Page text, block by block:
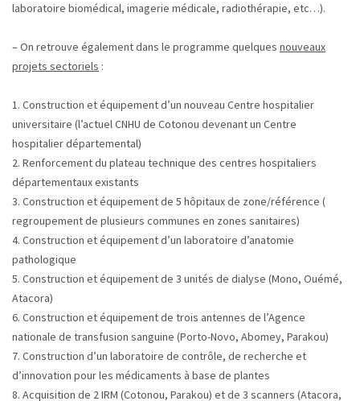
laboratoire biomédical, imagerie médicale, radiothérapie, etc…).
– On retrouve également dans le programme quelques nouveaux
projets sectoriels :
1. Construction et équipement d’un nouveau Centre hospitalier
universitaire (l’actuel CNHU de Cotonou devenant un Centre
hospitalier départemental)
2. Renforcement du plateau technique des centres hospitaliers
départementaux existants
3. Construction et équipement de 5 hôpitaux de zone/référence (
regroupement de plusieurs communes en zones sanitaires)
4. Construction et équipement d’un laboratoire d’anatomie
pathologique
5. Construction et équipement de 3 unités de dialyse (Mono, Ouémé,
Atacora)
6. Construction et équipement de trois antennes de l’Agence
nationale de transfusion sanguine (Porto-Novo, Abomey, Parakou)
7. Construction d’un laboratoire de contrôle, de recherche et
d’innovation pour les médicaments à base de plantes
8. Acquisition de 2 IRM (Cotonou, Parakou) et de 3 scanners (Atacora,